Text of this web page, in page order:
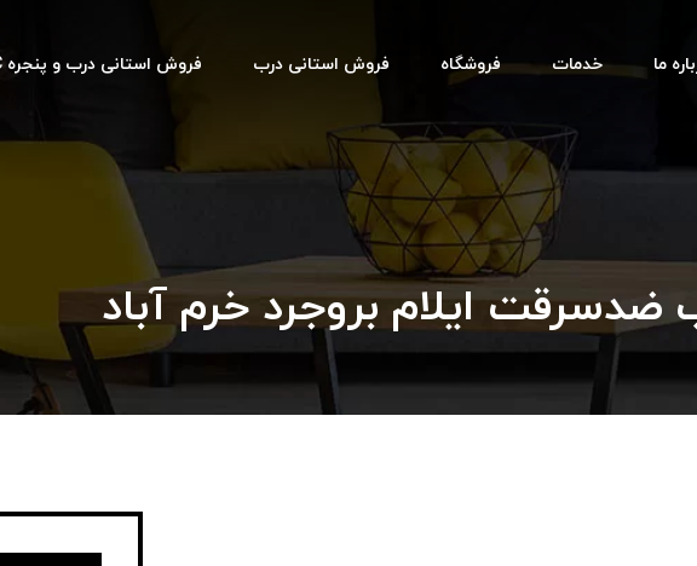
ما خدمات فروشگاه فروش استانی درب فروش استانی درب و پنجره UPVC
ضدسرقت ایلام بروجرد خرم آباد